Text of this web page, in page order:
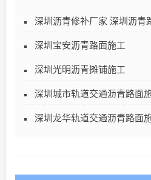
深圳沥青修补厂家 深圳沥青
深圳宝安沥青路面施工
深圳光明沥青摊铺施工
深圳城市轨道交通沥青路面
深圳龙华轨道交通沥青路面